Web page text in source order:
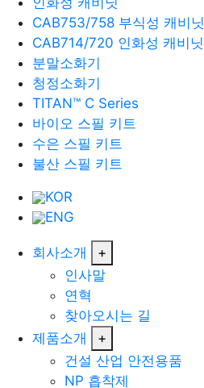
CAB753/758 부식성 캐비닛
CAB714/720 인화성 캐비닛
분말소화기
청정소화기
TITAN™ C Series
바이오 스필 키트
수은 스필 키트
불산 스필 키트
KOR
ENG
회사소개
+
인사말
연혁
찾아오시는 길
제품소개
+
건설 산업 안전용품
NP 흡착제